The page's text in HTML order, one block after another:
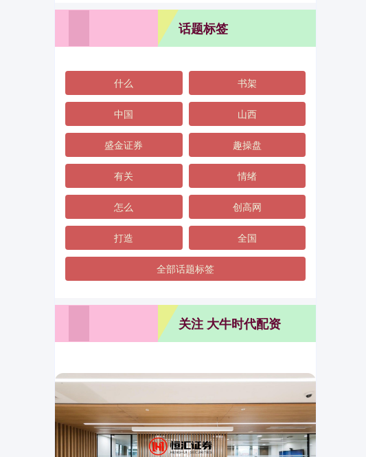
话题标签
什么 书架
中国 山西
盛金证券 趣操盘
有关 情绪
怎么 创高网
打造 全国
全部话题标签
关注 大牛时代配资